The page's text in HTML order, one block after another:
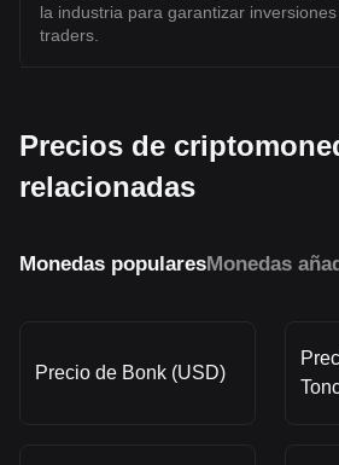
la industria para garantizar
traders.
Precios de
relacionadas
Monedas popularesMonedas
Precio de Bonk (USD)